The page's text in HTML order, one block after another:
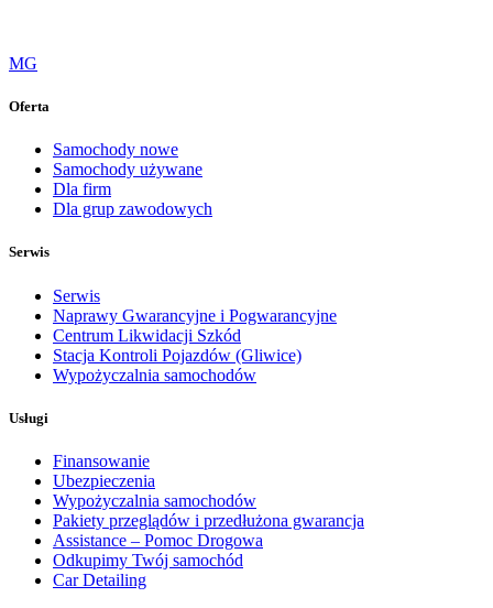
MG
Oferta
Samochody nowe
Samochody używane
Dla firm
Dla grup zawodowych
Serwis
Serwis
Naprawy Gwarancyjne i Pogwarancyjne
Centrum Likwidacji Szkód
Stacja Kontroli Pojazdów (Gliwice)
Wypożyczalnia samochodów
Usługi
Finansowanie
Ubezpieczenia
Wypożyczalnia samochodów
Pakiety przeglądów i przedłużona gwarancja
Assistance – Pomoc Drogowa
Odkupimy Twój samochód
Car Detailing